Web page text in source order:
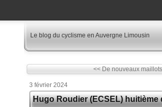
Le blog du cyclisme en Auvergne Limousin
<< De nouveaux
3 février 2024
Hugo Roudier (ECSEL)